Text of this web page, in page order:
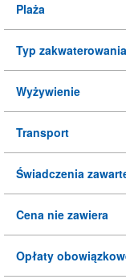
Plaża
Typ zakwaterowania
Wyżywienie
Transport
Świadczenia
Cena nie zawiera
Opłaty